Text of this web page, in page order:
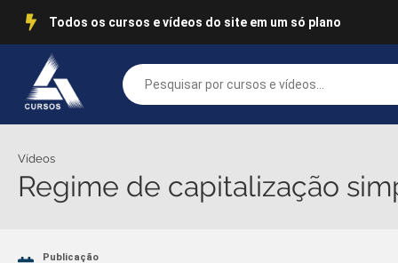
Todos os cursos e vídeos do site em um só plano
Vídeos
Regime de capitalização
Publicação